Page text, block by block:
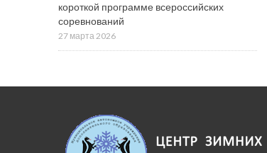
короткой программе всероссийских
соревнований
27 марта 2026